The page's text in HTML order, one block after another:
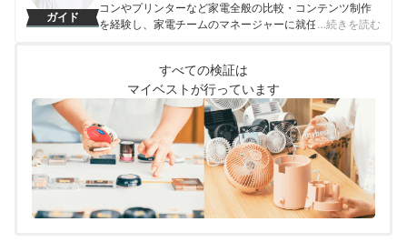
ガイド
コンやプリンターなど家電全般の比較・コンテンツ制作
を経験し、家電チームのマネージャーに就任。キャリブ
ストに取り組んだりしてきた。「ユーザーにとってベス
トな選択体験を提供する」ことを心がけて、コンテンツ
制作を行っている。
久我和真のプロフィール
…続きを読む
すべての検証は
マイベストが行っています